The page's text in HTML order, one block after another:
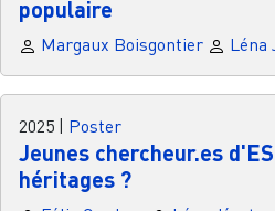
populaire
Margaux Boisgontier Léna
2025 Poster
Jeunes chercheur.es
héritages ?